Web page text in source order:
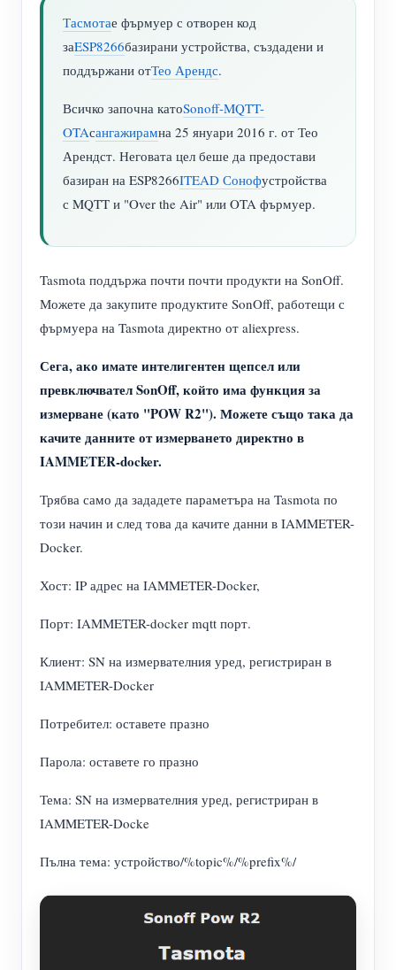
Тасмотае фърмуер с отворен код
заESP8266базирани устройства, създадени и
поддържани отТео Арендс.
Всичко започна катоSonoff-MQTT-
OTAсангажирамна 25 януари 2016 г. от Тео
Арендст. Неговата цел беше да предостави
базиран на ESP8266ITEAD Сонофустройства
с MQTT и "Over the Air" или OTA фърмуер.
Tasmota поддържа почти почти продукти на SonOff.
Можете да закупите продуктите SonOff, работещи с
фърмуера на Tasmota директно от aliexpress.
Сега, ако имате интелигентен щепсел или
превключвател SonOff, който има функция за
измерване (като "POW R2"). Можете също така да
качите данните от измерването директно в
IAMMETER-docker.
Трябва само да зададете параметъра на Tasmota по
този начин и след това да качите данни в IAMMETER-
Docker.
Хост: IP адрес на IAMMETER-Docker,
Порт: IAMMETER-docker mqtt порт.
Клиент: SN на измервателния уред, регистриран в
IAMMETER-Docker
Потребител: оставете празно
Парола: оставете го празно
Тема: SN на измервателния уред, регистриран в
IAMMETER-Docke
Пълна тема: устройство/%topic%/%prefix%/